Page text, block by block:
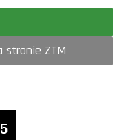
stronie ZTM